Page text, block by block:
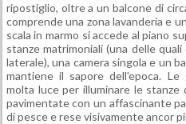
ripostiglio, oltre a un balcone di
comprende una zona lavanderia e
scala in marmo si accede al piano
stanze matrimoniali (una delle
laterale), una camera singola e un
mantiene il sapore dell'epoca.
molta luce per illuminare le stanze
pavimentate con un affascinante
di pesce e rese visivamente ancor